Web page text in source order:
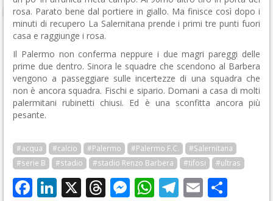
rosa. Parato bene dal portiere in giallo. Ma finisce così dopo i
minuti di recupero La Salernitana prende i primi tre punti fuori
casa e raggiunge i rosa.
Il Palermo non conferma neppure i due magri pareggi delle
prime due dentro. Sinora le squadre che scendono al Barbera
vengono a passeggiare sulle incertezze di una squadra che
non è ancora squadra. Fischi e sipario. Domani a casa di molti
palermitani rubinetti chiusi. Ed è una sconfitta ancora più
pesante.
#acqua #calcio #Palermo #Palermo F.C.
#Salernitana
#serie B
#stadio #stadio Renzo Barbera #tifosi #ultras
Facebook
LinkedIn
X Threads
Messenger
WhatsApp
Telegram
Email